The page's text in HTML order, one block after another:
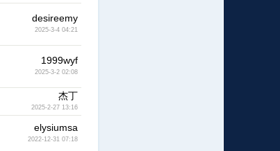
desireemy
2025-3-4 04:21
1999wyf
2025-3-2 02:08
杰丁
2025-2-27 13:16
elysiumsa
2022-12-31 07:18